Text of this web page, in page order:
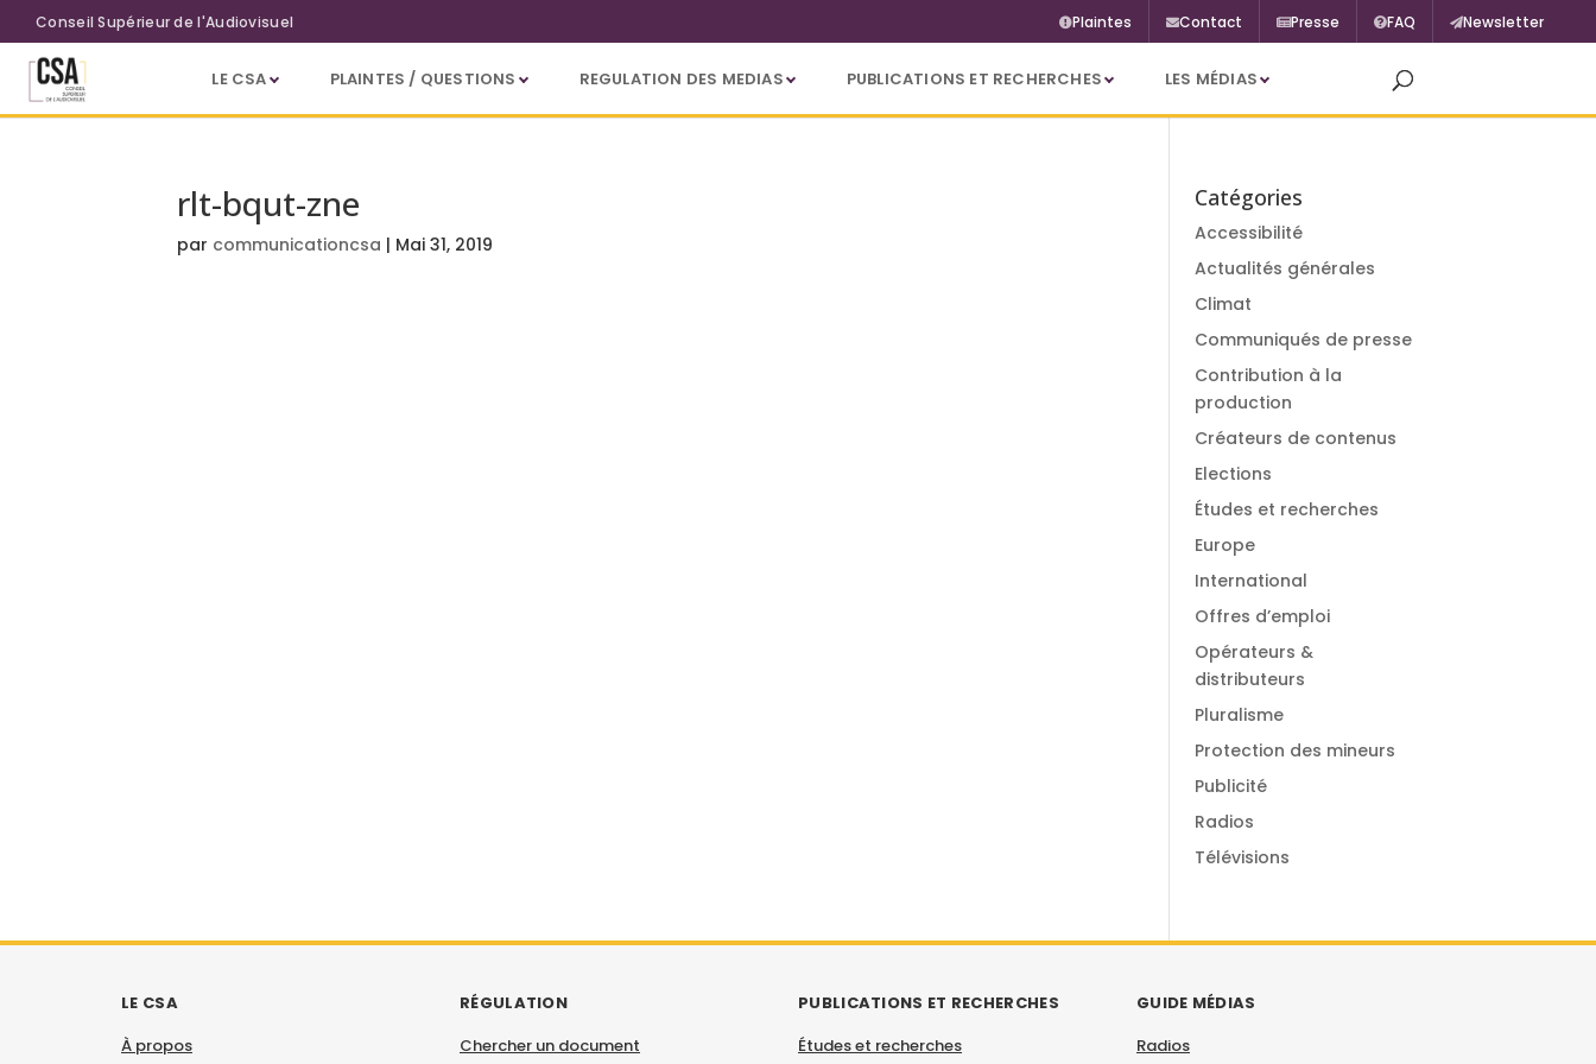
Aller au contenu principal
Conseil Supérieur de l'Audiovisuel Plaintes Contact Presse FAQ Newsletter
LE CSA PLAINTES / QUESTIONS REGULATION DES MEDIAS PUBLICATIONS ET RECHERCHES LES MÉDIAS
rlt-bqut-zne
par communicationcsa | Mai 31, 2019
Catégories
Accessibilité
Actualités générales
Climat
Communiqués de presse
Contribution à la
production
Créateurs de contenus
Elections
Études et recherches
Europe
International
Offres d’emploi
Opérateurs &
distributeurs
Pluralisme
Protection des mineurs
Publicité
Radios
Télévisions
LE CSA
À propos
RÉGULATION
Chercher un document
PUBLICATIONS ET RECHERCHES
Études et recherches
GUIDE MÉDIAS
Radios